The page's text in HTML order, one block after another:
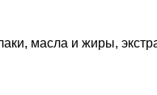
масла и жиры,